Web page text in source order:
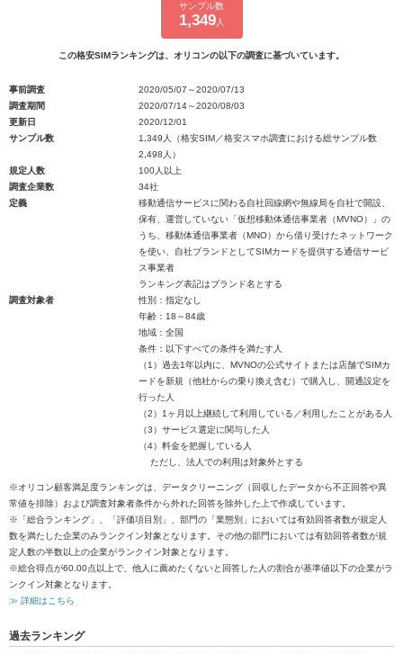
サンプル数
1,349人
この格安SIMランキングは、オリコンの以下の調査に基づいています。
事前調査
2020/05/07～2020/07/13
調査期間
2020/07/14～2020/08/03
更新日
2020/12/01
サンプル数
1,349人（格安SIM／格安スマホ調査における総サンプル数
2,498人）
規定人数
100人以上
調査企業数
34社
定義
移動通信サービスに関わる自社回線網や無線局を自社で開設、
保有、運営していない「仮想移動体通信事業者（MVNO）」の
うち、移動体通信事業者（MNO）から借り受けたネットワーク
を使い、自社ブランドとしてSIMカードを提供する通信サービ
ス事業者
ランキング表記はブランド名とする
調査対象者
性別：指定なし
年齢：18～84歳
地域：全国
条件：以下すべての条件を満たす人
（1）過去1年以内に、MVNOの公式サイトまたは店舗でSIMカ
ードを新規（他社からの乗り換え含む）で購入し、開通設定を
行った人
（2）1ヶ月以上継続して利用している／利用したことがある人
（3）サービス選定に関与した人
（4）料金を把握している人
ただし、法人での利用は対象外とする
※オリコン顧客満足度ランキングは、データクリーニング（回収したデータから不正回答や異
常値を排除）および調査対象者条件から外れた回答を除外した上で作成しています。
※「総合ランキング」、「評価項目別」、部門の「業態別」においては有効回答者数が規定人
数を満たした企業のみランクイン対象となります。その他の部門においては有効回答者数が規
定人数の半数以上の企業がランクイン対象となります。
※総合得点が60.00点以上で、他人に薦めたくないと回答した人の割合が基準値以下の企業がラ
ンクイン対象となります。
≫ 詳細はこちら
過去ランキング